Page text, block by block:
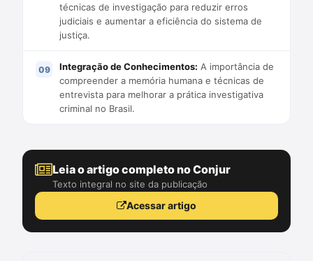
técnicas de investigação para reduzir erros
judiciais e aumentar a eficiência do sistema de
justiça.
Integração de Conhecimentos: A importância de
compreender a memória humana e técnicas de
entrevista para melhorar a prática investigativa
criminal no Brasil.
Leia o artigo completo no Conjur
Texto integral no site da publicação
Acessar artigo